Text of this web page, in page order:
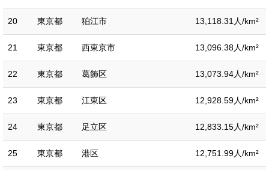
20 東京都 狛江市 13,118.31人/km²
21 東京都 西東京市 13,096.38人/km²
22 東京都 葛飾区 13,073.94人/km²
23 東京都 江東区 12,928.59人/km²
24 東京都 足立区 12,833.15人/km²
25 東京都 港区 12,751.99人/km²